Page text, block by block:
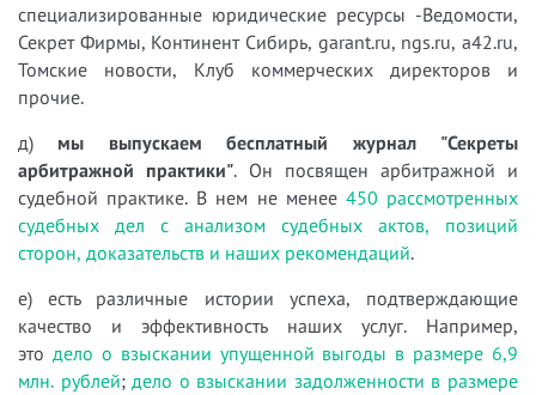
специализированные юридические ресурсы -Ведомости,
Секрет Фирмы, Континент Сибирь, garant.ru, ngs.ru, a42.ru,
Томские новости, Клуб коммерческих директоров и
прочие.
д) мы выпускаем бесплатный журнал "Секреты
арбитражной практики". Он посвящен арбитражной и
судебной практике. В нем не менее 450 рассмотренных
судебных дел с анализом судебных актов, позиций
сторон, доказательств и наших рекомендаций.
е) есть различные истории успеха, подтверждающие
качество и эффективность наших услуг. Например,
это дело о взыскании упущенной выгоды в размере 6,9
млн. рублей;дело о взыскании задолженности в размере